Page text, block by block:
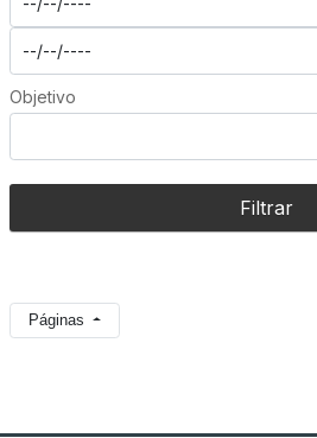
Objetivo
Filtrar
Páginas